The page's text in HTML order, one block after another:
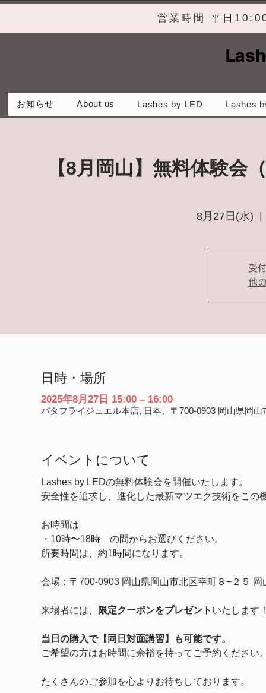
営業時間 平日
お知らせ About us Lashes by LED Lashes
【8月岡山】無料体験会
8月27日(水)
受
他
日時・場所
2025年8月27日 15:00 – 16:00
バタフライジュエル本店, 日本、〒700-0903 岡山県岡
イベントについて
Lashes by LEDの無料体験会を開催いたします。
安全性を追求し、進化した最新マツエク技術をこの
お時間は
・10時〜18時　の間からお選びください。
所要時間は、約1時間になります。
会場：〒700-0903 岡山県岡山市北区幸町８−２５
来場者には、 限定クーポンをプレゼント いたします
当日の購入で【同日対面講習】も可能です。
ご希望の方はお時間に余裕を持ってご予約ください
たくさんのご参加を心よりお待ちしております。